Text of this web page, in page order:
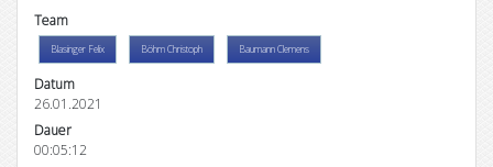
Team
Blasinger Felix Böhm Christoph Baumann Clemens
Datum
26.01.2021
Dauer
00:05:12